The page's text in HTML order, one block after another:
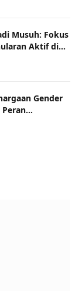
Musuh: Fokus
Aktif di
Gender